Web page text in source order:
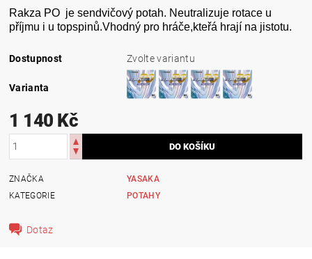
Rakza PO je sendvičový potah. Neutralizuje rotace u
příjmu i u topspinů.Vhodný pro hráče,kteřá hrají na jistotu.
Dostupnost Zvolte variantu
Varianta
1 140 Kč
ZNAČKA
YASAKA
KATEGORIE
POTAHY
Dotaz